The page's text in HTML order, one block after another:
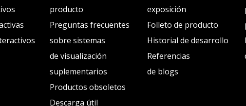
producto
Preguntas frecuentes
sobre sistemas
de visualización
suplementarios
Productos obsoletos
Descarga útil
exposición
Folleto de producto
Historial de desarrollo
Referencias
de blogs